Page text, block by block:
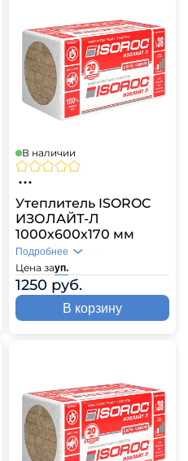
В наличии
Утеплитель ISOROC
ИЗОЛАЙТ-Л
1000х600х170 мм
Цена зауп.
1250 руб.
Подробнее
В корзину